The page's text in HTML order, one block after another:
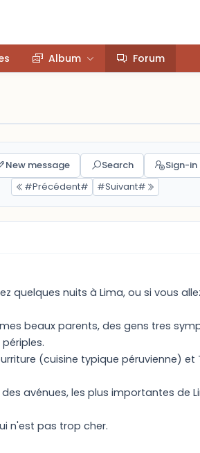
Album Forum
New message Search Sign-in
#Précédent#
#Suivant#
quelques nuits à Lima, ou si vous
beaux parents, des gens tres
(cuisine typique péruvienne) et
avénues, les plus importantes de
n'est pas trop cher.